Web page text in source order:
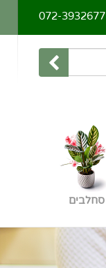
072-3932677
סחלבים